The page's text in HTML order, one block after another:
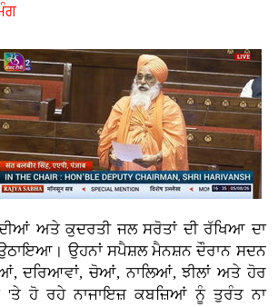
ਅਤੇ ਕੁਦਰਤੀ ਜਲ ਸਰੋਤਾਂ ਦੀ ਰੱਖਿਆ ਦਾ
ਉਠਾਇਆ। ਉਹਨਾਂ ਸਪੈਸ਼ਲ ਮੈਨਸ਼ਨ ਦੌਰਾਨ ਸਦਨ
ਦਰਿਆਵਾਂ, ਚੋਆਂ, ਨਾਲਿਆਂ, ਝੀਲਾਂ ਅਤੇ ਹੋਰ
'ਤੇ ਹੋ ਰਹੇ ਨਾਜਾਇਜ਼ ਕਬਜ਼ਿਆਂ ਨੂੰ ਤੁਰੰਤ ਨਾ